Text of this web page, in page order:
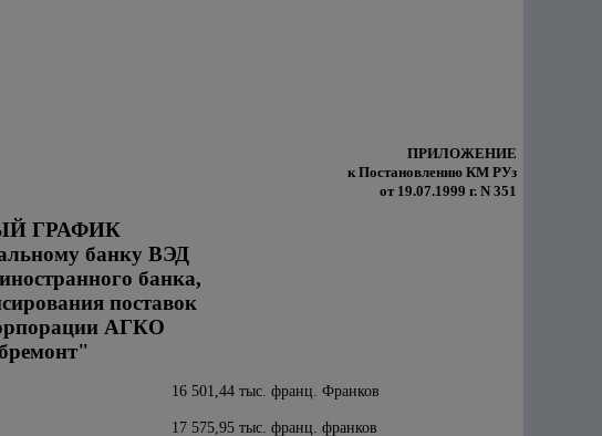
ПРИЛОЖЕНИЕ
к Постановлению КМ РУз
от 19.07.1999 г. N 351
ГРАФИК
банку ВЭД
банка,
поставок
АГКО
16 501,44 тыс. франц. Франков
17 575,95 тыс. франц. франков